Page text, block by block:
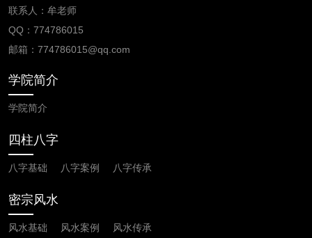
联系人：牟老师
QQ：774786015
邮箱： 774786015@qq.com
学院简介
学院简介
四柱八字
八字基础 八字案例 八字传承
密宗风水
风水基础 风水案例 风水传承